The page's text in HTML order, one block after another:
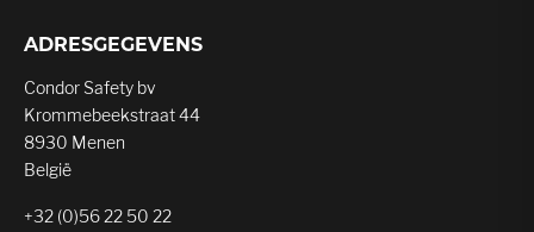
ADRESGEGEVENS
Condor Safety bv
Krommebeekstraat 44
8930 Menen
België
+32 (0)56 22 50 22